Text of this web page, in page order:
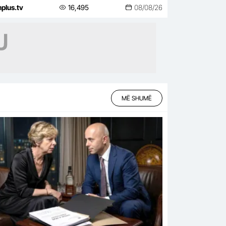
16,495 08/08/26
MË SHUMË